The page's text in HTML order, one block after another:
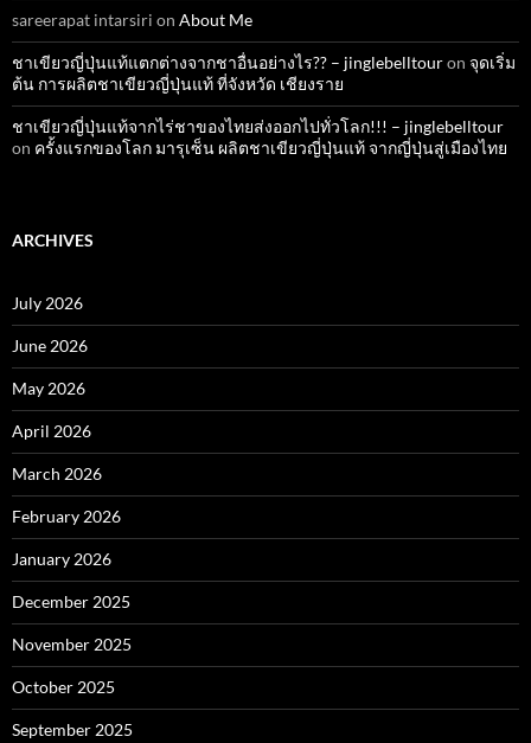
sareerapat intarsiri on About Me
ชาเขียวญี่ปุ่นแท้แตกต่างจากชาอื่นอย่างไร?? – jinglebelltouron จุดเริ่ม
ต้น การผลิตชาเขียวญี่ปุ่นแท้ ที่จังหวัด เชียงราย
ชาเขียวญี่ปุ่นแท้จากไร่ชาของไทยส่งออกไปทั่วโลก!!! – jinglebelltour
on ครั้งแรกของโลก มารุเซ็น ผลิตชาเขียวญี่ปุ่นแท้ จากญี่ปุ่นสู่เมืองไทย
ARCHIVES
July 2026
June 2026
May 2026
April 2026
March 2026
February 2026
January 2026
December 2025
November 2025
October 2025
September 2025